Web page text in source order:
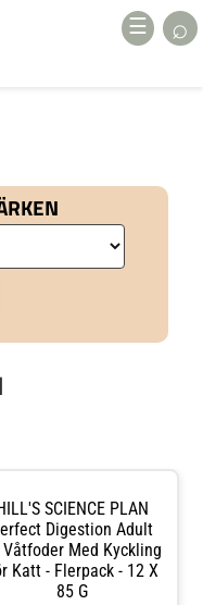
☰ ⌕
SCIENCE PLAN
Digestion Adult
Våtfoder Med Kyckling
Katt - Flerpack - 12 X
85 G